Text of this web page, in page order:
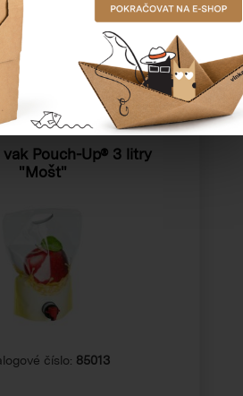
Pouch-Up® 3 litry
"Mošt"
číslo: 85013